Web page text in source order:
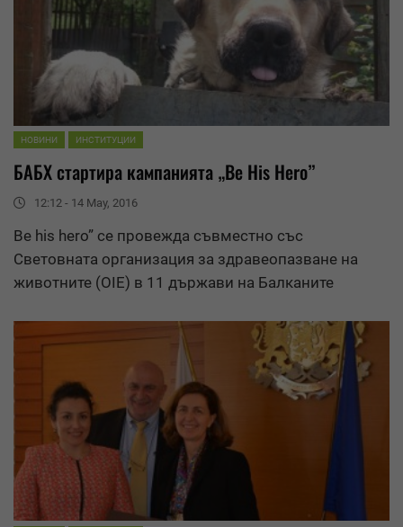
НОВИНИ ИНСТИТУЦИИ
БАБХ стартира кампанията „Be His Hero”
12:12 - 14 May, 2016
Be his hero” се провежда съвместно със
Световната организация за здравеопазване на
животните (OIE) в 11 държави на Балканите